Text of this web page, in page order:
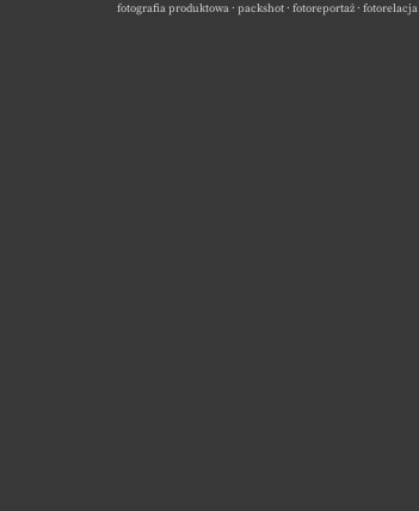
fotografia produktowa · packshot · fotoreportaż · fotorelacja